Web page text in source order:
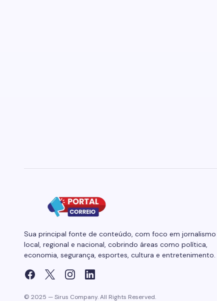
Sua principal fonte de conteúdo, com foco em jornalismo
local, regional e nacional, cobrindo áreas como política,
economia, segurança, esportes, cultura e entretenimento.
© 2025 — Sirus Company. All Rights Reserved.